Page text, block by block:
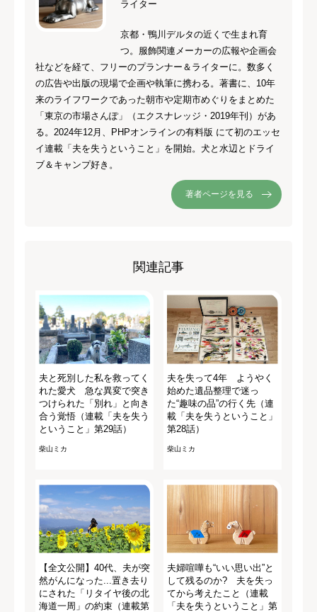
ライター
京都・鴨川デルタの近くで生まれ育
つ。服飾関連メーカーの広報や企画会
社などを経て、フリーのプランナー＆ライターに。数多く
の広告や出版の現場で企画や執筆に携わる。著書に、10年
来のライフワークであった朝市や定期市めぐりをまとめた
「東京の市場さんぽ」（エクスナレッジ・2019年刊）があ
る。2024年12月、PHPオンラインの有料版 にて初のエッセ
イ連載「夫を失うということ」を開始。犬と水辺とドライ
ブ＆キャンプ好き。
著者ページを見る
関連記事
夫と死別した私を救ってく
れた愛犬 急な異変で突き
つけられた「別れ」と向き
合う覚悟（連載「夫を失う
ということ」第29話）
柴山ミカ
夫を失って4年 ようやく
始めた遺品整理で迷っ
た“趣味の品”の行く先（連
載「夫を失うということ」
第28話）
柴山ミカ
【全文公開】40代、夫が突
然がんになった...置き去り
にされた「リタイヤ後の北
海道一周」の約束（連載第
夫婦喧嘩も“いい思い出”と
して残るのか? 夫を失っ
てから考えたこと（連載
「夫を失うということ」第